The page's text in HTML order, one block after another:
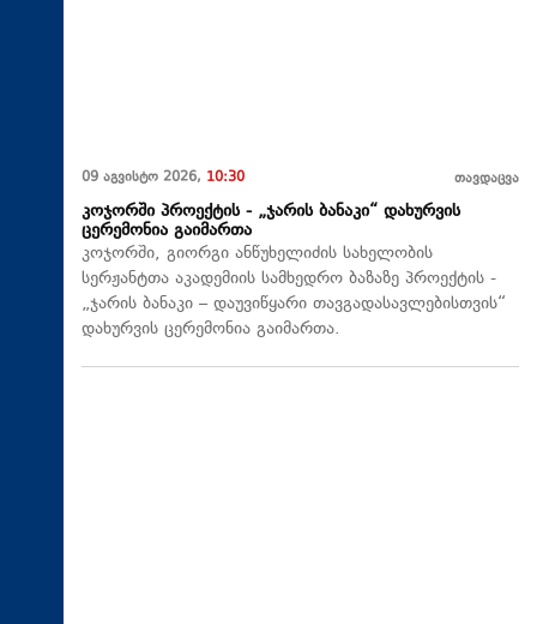
09 აგვისტო 2026, 10:30 თავდაცვა
კოჯორში პროექტის - „ჯარის ბანაკი“ დახურვის
ცერემონია გაიმართა
კოჯორში, გიორგი ანწუხელიძის სახელობის
სერჟანტთა აკადემიის სამხედრო ბაზაზე პროექტის -
„ჯარის ბანაკი – დაუვიწყარი თავგადასავლებისთვის“
დახურვის ცერემონია გაიმართა.